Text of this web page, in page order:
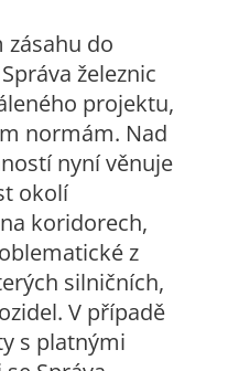
zásahu do
železnic
projektu,
normám. Nad
nyní věnuje
okolí
koridorech,
z
silničních,
V případě
s platnými